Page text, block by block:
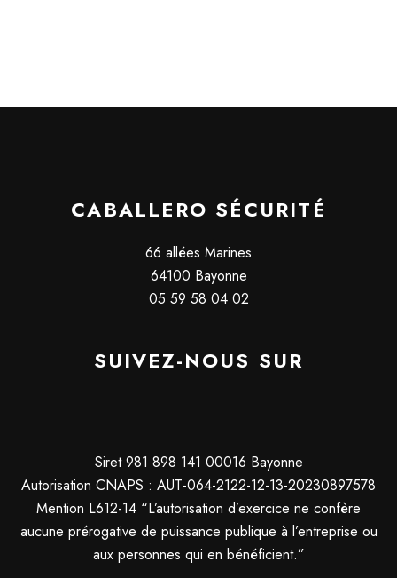
CABALLERO SÉCURITÉ
66 allées Marines
64100 Bayonne
05 59 58 04 02
SUIVEZ-NOUS SUR
Siret 981 898 141 00016 Bayonne
Autorisation CNAPS : AUT-064-2122-12-13-20230897578
Mention L612-14 “L’autorisation d’exercice ne confère
aucune prérogative de puissance publique à l’entreprise ou
aux personnes qui en bénéficient.”